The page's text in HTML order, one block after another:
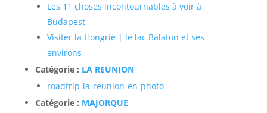
Les 11 choses incontournables à voir à
Budapest
Visiter la Hongrie | le lac Balaton et ses
environs
Catégorie : LA REUNION
roadtrip-la-reunion-en-photo
Catégorie : MAJORQUE